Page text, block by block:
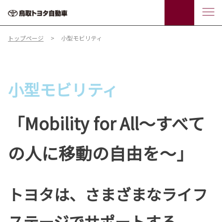
トップページ 小型モビリティ
小型モビリティ
「Mobility for All～すべて
の人に移動の自由を～」
トヨタは、さまざまなライフ